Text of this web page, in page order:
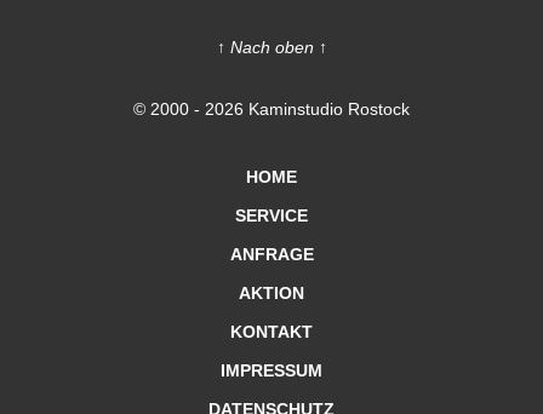
↑ Nach oben ↑
© 2000 - 2026 Kaminstudio Rostock
HOME
SERVICE
ANFRAGE
AKTION
KONTAKT
IMPRESSUM
DATENSCHUTZ